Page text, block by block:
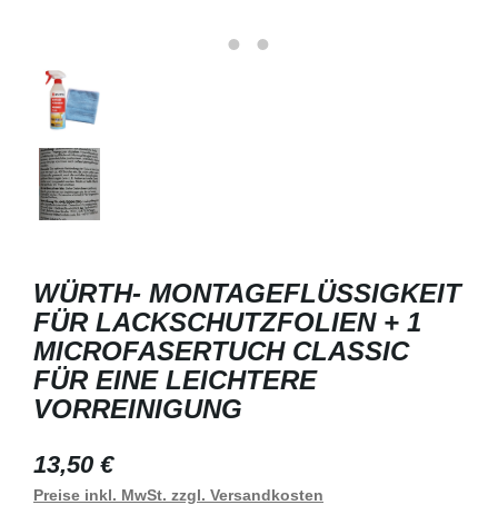
WÜRTH- MONTAGEFLÜSSIGKEIT
FÜR LACKSCHUTZFOLIEN + 1
MICROFASERTUCH CLASSIC
FÜR EINE LEICHTERE
VORREINIGUNG
Regulärer Preis:
13,50 €
Preise inkl. MwSt. zzgl. Versandkosten